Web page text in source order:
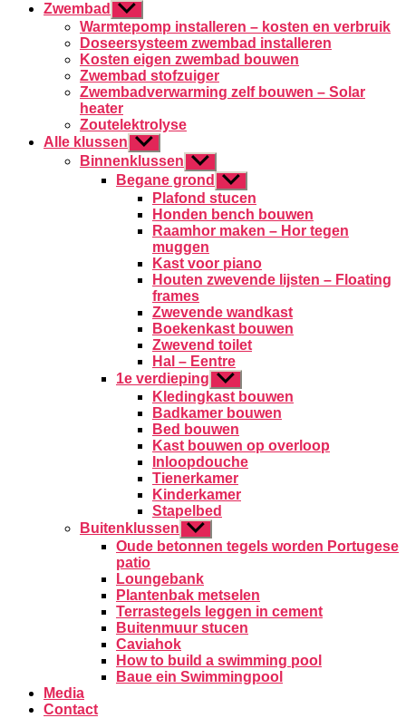
Zwembad
Toon
submenu
Warmtepomp installeren – kosten en verbruik
Doseersysteem zwembad installeren
Kosten eigen zwembad bouwen
Zwembad stofzuiger
Zwembadverwarming zelf bouwen – Solar
heater
Zoutelektrolyse
Alle klussen Toon
submenu
Binnenklussen Toon
submenu
Begane grond
Toon
submenu
Plafond stucen
Honden bench bouwen
Raamhor maken – Hor tegen
muggen
Kast voor piano
Houten zwevende lijsten – Floating
frames
Zwevende wandkast
Boekenkast bouwen
Zwevend toilet
Hal – Eentre
1e verdieping Toon
submenu
Kledingkast bouwen
Badkamer bouwen
Bed bouwen
Kast bouwen op overloop
Inloopdouche
Tienerkamer
Kinderkamer
Stapelbed
Buitenklussen Toon
submenu
Oude betonnen tegels worden Portugese
patio
Loungebank
Plantenbak metselen
Terrastegels leggen in cement
Buitenmuur stucen
Caviahok
How to build a swimming pool
Baue ein Swimmingpool
Media
Contact